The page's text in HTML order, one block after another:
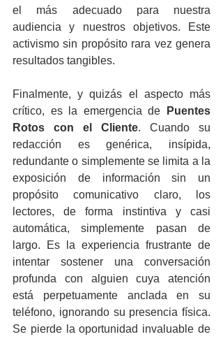
el más adecuado para nuestra
audiencia y nuestros objetivos. Este
activismo sin propósito rara vez genera
resultados tangibles.
Finalmente, y quizás el aspecto más
crítico, es la emergencia de
Puentes
Rotos con el Cliente. Cuando su
redacción es genérica, insípida,
redundante o simplemente se limita a la
exposición de información sin un
propósito comunicativo claro, los
lectores, de forma instintiva y casi
automática, simplemente pasan de
largo. Es la experiencia frustrante de
intentar sostener una conversación
profunda con alguien cuya atención
está perpetuamente anclada en su
teléfono, ignorando su presencia física.
Se pierde la oportunidad invaluable de